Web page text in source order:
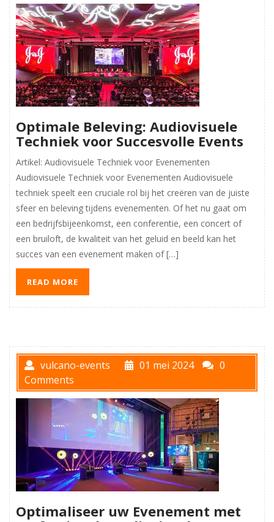
Optimale Beleving: Audiovisuele
Techniek voor Succesvolle Events
Artikel: Audiovisuele Techniek voor Evenementen
Audiovisuele Techniek voor Evenementen Audiovisuele
techniek speelt een cruciale rol bij het creëren van de juiste
sfeer en beleving tijdens evenementen. Of het nu gaat om
een bedrijfsbijeenkomst, een conferentie, een concert of
een bruiloft, de kwaliteit van het geluid en beeld kan het
succes van een evenement maken of […]
READ MORE
vulcano-events 01 mei 2024
0
Comments
Optimaliseer uw Evenement met